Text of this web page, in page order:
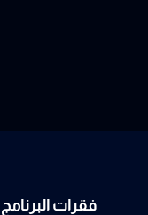
فقرات البرنامج